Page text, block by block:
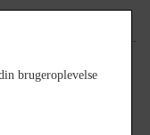
af postkører
Emilie.
brugeroplevelse